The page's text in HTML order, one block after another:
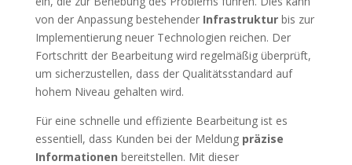
von der Anpassung bestehender Infrastrukturbis zur
Implementierung neuer Technologien reichen. Der
Fortschritt der Bearbeitung wird regelmäßig überprüft,
um sicherzustellen, dass der Qualitätsstandard auf
hohem Niveau gehalten wird.
Für eine schnelle und effiziente Bearbeitung ist es
essentiell, dass Kunden bei der Meldung präzise
Informationen bereitstellen. Mit dieser